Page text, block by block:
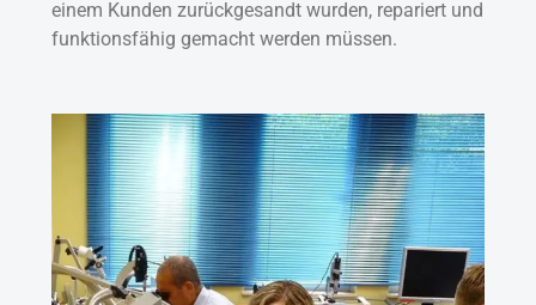
einem Kunden zurückgesandt wurden, repariert und
funktionsfähig gemacht werden müssen.